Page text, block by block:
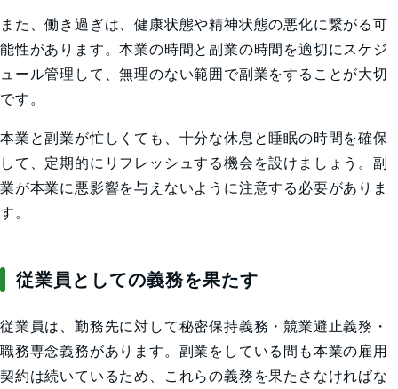
また、働き過ぎは、健康状態や精神状態の悪化に繋がる可
能性があります。本業の時間と副業の時間を適切にスケジ
ュール管理して、無理のない範囲で副業をすることが大切
です。
本業と副業が忙しくても、十分な休息と睡眠の時間を確保
して、定期的にリフレッシュする機会を設けましょう。副
業が本業に悪影響を与えないように注意する必要がありま
す。
従業員としての義務を果たす
従業員は、勤務先に対して秘密保持義務・競業避止義務・
職務専念義務があります。副業をしている間も本業の雇用
契約は続いているため、これらの義務を果たさなければな